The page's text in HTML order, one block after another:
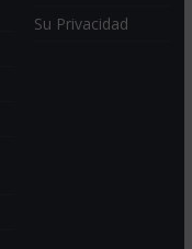
Su Privacidad